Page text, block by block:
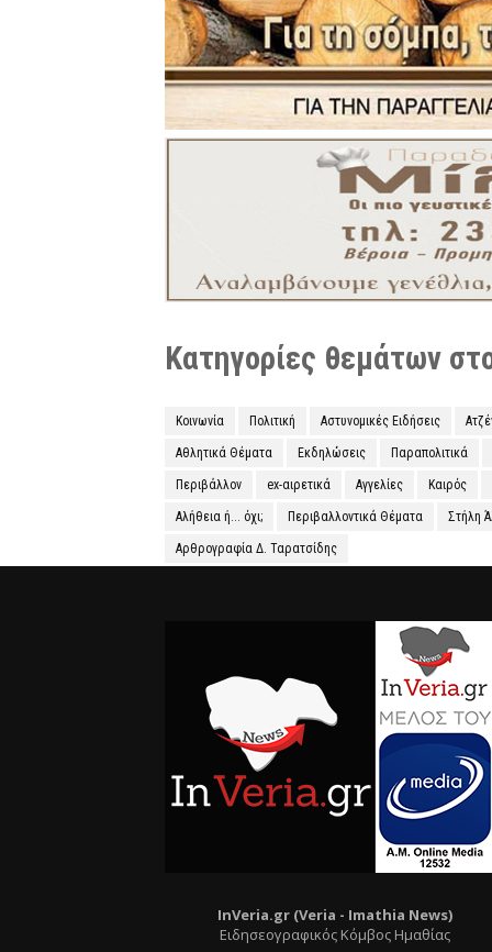
Κατηγορίες θεμάτων
Κοινωνία Πολιτική Αστυνομικές Ειδήσεις
Αθλητικά Θέματα Εκδηλώσεις Παραπολιτικά
Περιβάλλον ex-αιρετικά Αγγελίες Καιρός
Αλήθεια ή... όχι; Περιβαλλοντικά Θέματα Στήλη
Αρθρογραφία Δ. Ταρατσίδης
InVeria.gr (Veria - Ιmathia News)
Ειδησεογραφικός Κόμβος Ημαθίας